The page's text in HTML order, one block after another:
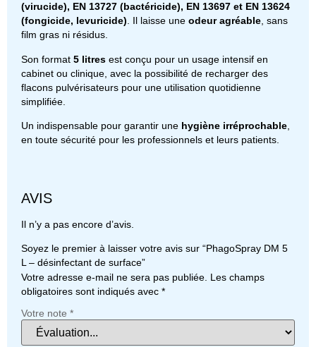
(virucide), EN 13727 (bactéricide), EN 13697 et EN 13624
(fongicide, levuricide). Il laisse une odeur agréable, sans
film gras ni résidus.
Son format 5 litres est conçu pour un usage intensif en
cabinet ou clinique, avec la possibilité de recharger des
flacons pulvérisateurs pour une utilisation quotidienne
simplifiée.
Un indispensable pour garantir une hygiène irréprochable,
en toute sécurité pour les professionnels et leurs patients.
AVIS
Il n’y a pas encore d’avis.
Soyez le premier à laisser votre avis sur “PhagoSpray DM 5
L – désinfectant de surface”
Votre adresse e-mail ne sera pas publiée. Les champs
obligatoires sont indiqués avec *
Votre note *